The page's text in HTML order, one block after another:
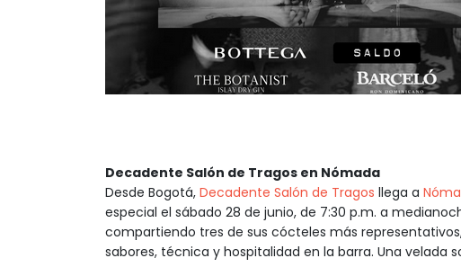
Decadente Salón de Tragos en Nómada
Desde Bogotá, Decadente Salón de Tragos llega a
especial el sábado 28 de junio, de 7:30 p.m. a
compartiendo tres de sus cócteles más
sabores, técnica y hospitalidad en la barra. Una velada